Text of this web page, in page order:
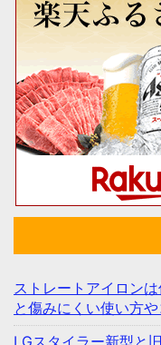
ストレートアイロン
と傷みにくい使い方
LGスタイラー新型と